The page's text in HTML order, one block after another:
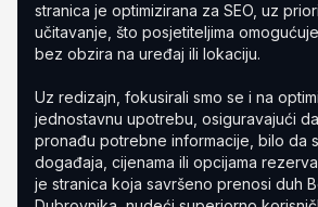
stranica je optimizirana za SEO, uz
učitavanje, što posjetiteljima
bez obzira na uređaj ili lokaciju.
Uz redizajn, fokusirali smo se i na
jednostavnu upotrebu, osiguravajući
pronađu potrebne informacije, bilo da
događaja, cijenama ili opcijama
je stranica koja savršeno prenosi duh